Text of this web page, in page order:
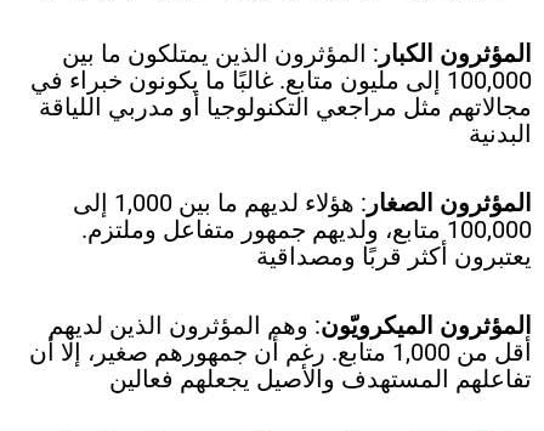
المؤثرون الكبار : المؤثرون الذين يمتلكون ما بين
100,000 إلى مليون متابع. غالبًا ما يكونون خبراء في
مجالاتهم مثل مراجعي التكنولوجيا أو مدربي اللياقة
البدنية
المؤثرون الصغار
: هؤلاء لديهم ما بين 1,000 إلى
100,000 متابع، ولديهم جمهور متفاعل وملتزم.
يعتبرون أكثر قربًا ومصداقية
المؤثرون الميكرويّون: وهم المؤثرون الذين لديهم
أقل من 1,000 متابع. رغم أن جمهورهم صغير، إلا أن
تفاعلهم المستهدف والأصيل يجعلهم فعالين